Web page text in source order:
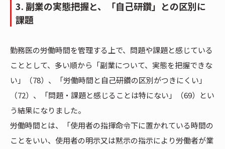
3. 副業の実態把握と、「自己研鑽」との区別に
課題
勤務医の労働時間を管理する上で、問題や課題と感じている
こととして、多い順から「副業について、実態を把握できな
い」（78）、「労働時間と自己研鑽の区別がつきにくい」
（72）、「問題・課題と感じることは特にない」（69）とい
う結果になりました。
労働時間とは、「使用者の指揮命令下に置かれている時間の
ことをいい、使用者の明示又は黙示の指示により労働者が業